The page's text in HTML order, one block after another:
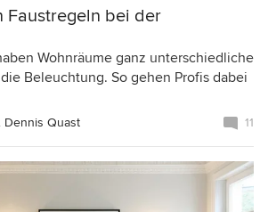
Faustregeln bei der
Wohnräume ganz unterschiedliche
Beleuchtung. So gehen Profis dabei
Dennis Quast 11